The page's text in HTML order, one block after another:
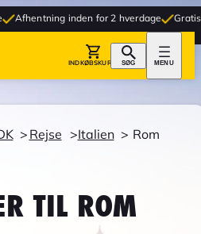
inden for 2 hverdage Gratis levering til
INDKØBSKURV SØG MENU
Rejse Italien Rom
TIL ROM